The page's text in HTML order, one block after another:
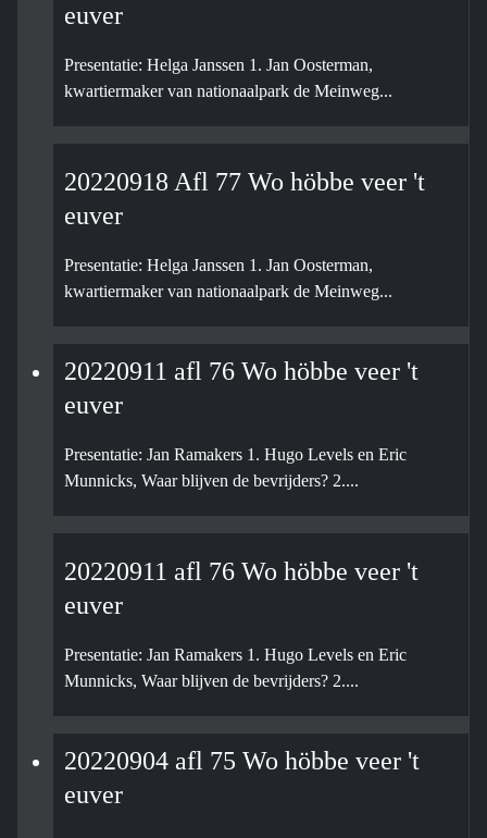
euver
Presentatie: Helga Janssen 1. Jan Oosterman,
kwartiermaker van nationaalpark de Meinweg...
20220918 Afl 77 Wo höbbe veer 't
euver
Presentatie: Helga Janssen 1. Jan Oosterman,
kwartiermaker van nationaalpark de Meinweg...
20220911 afl 76 Wo höbbe veer 't
euver
Presentatie: Jan Ramakers 1. Hugo Levels en Eric
Munnicks, Waar blijven de bevrijders? 2....
20220911 afl 76 Wo höbbe veer 't
euver
Presentatie: Jan Ramakers 1. Hugo Levels en Eric
Munnicks, Waar blijven de bevrijders? 2....
20220904 afl 75 Wo höbbe veer 't
euver